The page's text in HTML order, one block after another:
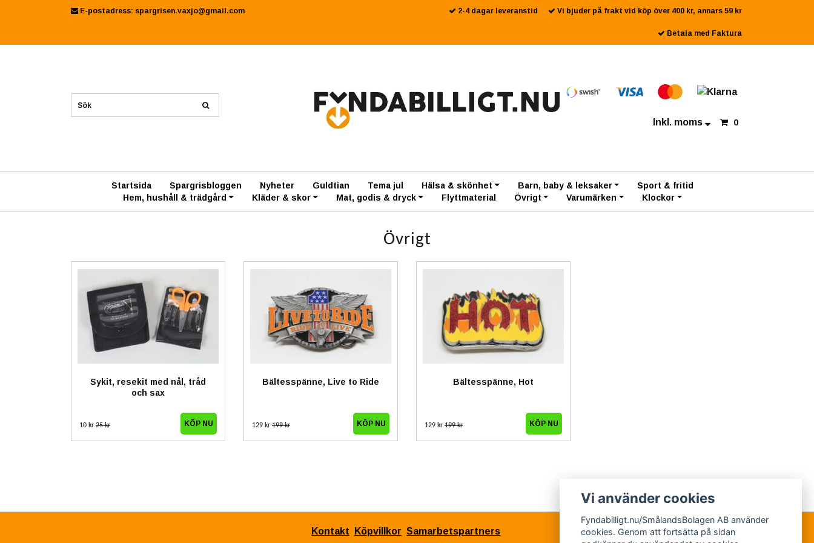
E-postadress: spargrisen.vaxjo@gmail.com 2-4 dagar leveranstid Vi bjuder på frakt vid köp över 400 kr, annars 59 kr
Betala med Faktura
Inkl. moms 0
Startsida Spargrisbloggen Nyheter Guldtian Tema jul Hälsa & skönhet Barn, baby & leksaker
Sport & fritid
Hem, hushåll & trädgård
Kläder & skor Mat, godis & dryck Flyttmaterial Övrigt Varumärken Klockor
Övrigt
Sykit, resekit med nål, tråd
och sax
10 kr 25 kr
Bältesspänne, Live to Ride
129 kr 199 kr
Bältesspänne, Hot
129 kr 199 kr
Kontakt Köpvillkor Samarbetspartners
Vi använder cookies
Fyndabilligt.nu/SmålandsBolagen AB använder
cookies. Genom att fortsätta på sidan